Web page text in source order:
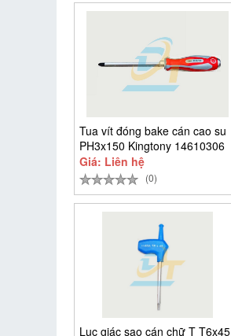
Tua vít đóng bake cán cao su
PH3x150 Kingtony 14610306
Giá: Liên hệ
(0)
Lục giác sao cán chữ T T6x45